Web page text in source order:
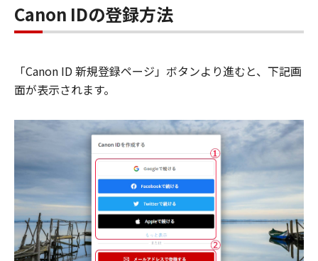
Canon IDの登録方法
「Canon ID 新規登録ページ」ボタンより進むと、下記画
面が表示されます。